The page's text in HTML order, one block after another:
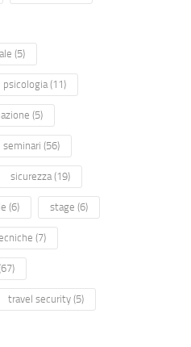
(5)
psicologia(11)
(5)
seminari (56)
sicurezza(19)
(6) stage (6)
(7)
travel security(5)